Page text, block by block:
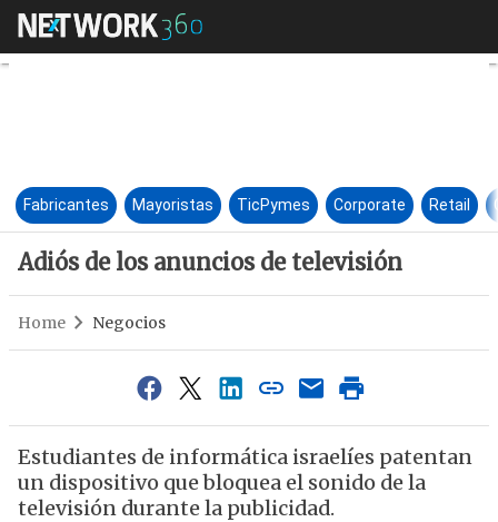
Adiós de los anuncios de
Fabricantes Mayoristas TicPymes Corporate Retail
Adiós de los anuncios de televisión
Home Negocios
Estudiantes de informática israelíes patentan
un dispositivo que bloquea el sonido de la
televisión durante la publicidad.